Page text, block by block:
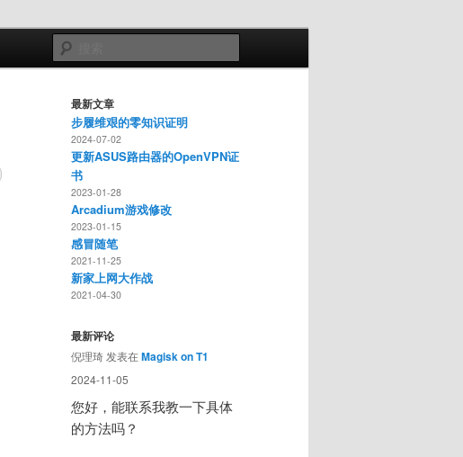
索
最新文章
步履维艰的零知识证明
2024-07-02
更新ASUS路由器的OpenVPN证
书
2023-01-28
Arcadium游戏修改
2023-01-15
感冒随笔
2021-11-25
新家上网大作战
2021-04-30
最新评论
倪理琦 发表在Magisk on T1
2024-11-05
您好，能联系我教一下具体
的方法吗？